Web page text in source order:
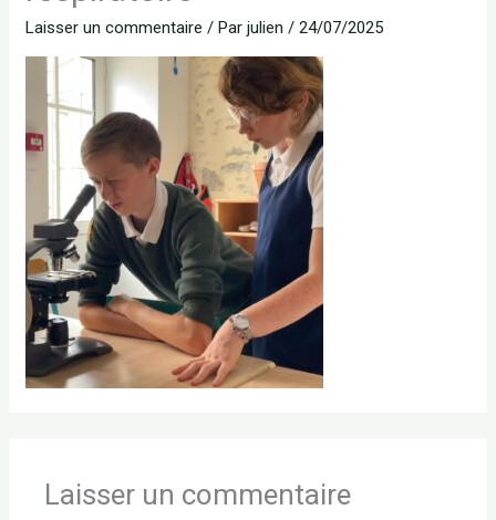
Laisser un commentaire / Parjulien /24/07/2025
Laisser un commentaire